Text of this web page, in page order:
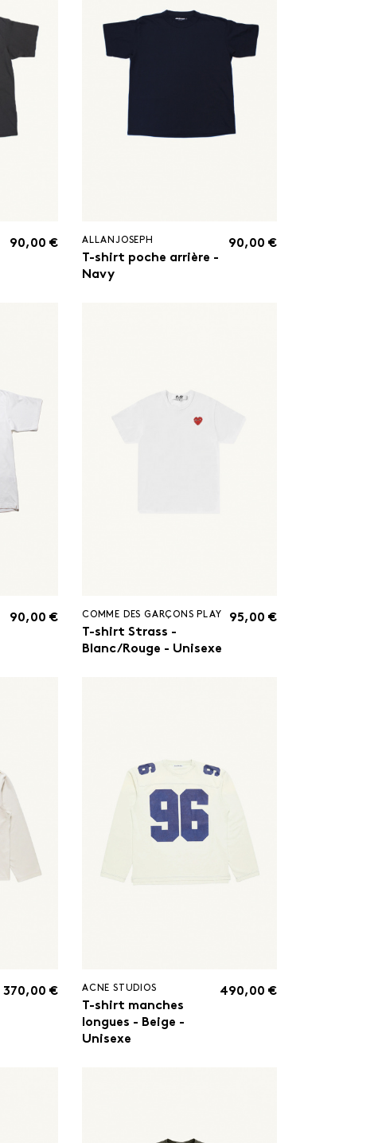
90,00 € ALLANJOSEPH
T-shirt poche arrière -
Navy
90,00 €
90,00 € COMME DES GARÇONS PLAY
T-shirt Strass -
Blanc/Rouge - Unisexe
95,00 €
370,00 € ACNE STUDIOS
T-shirt manches
longues - Beige -
Unisexe
490,00 €